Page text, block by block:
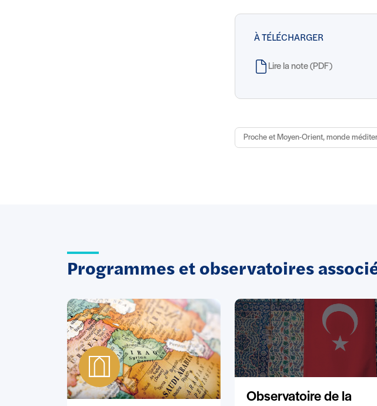
À TÉLÉCHARGER
Lire la note (PDF)
Proche et Moyen-Orient, monde
Programmes et observatoires
Observatoire de la